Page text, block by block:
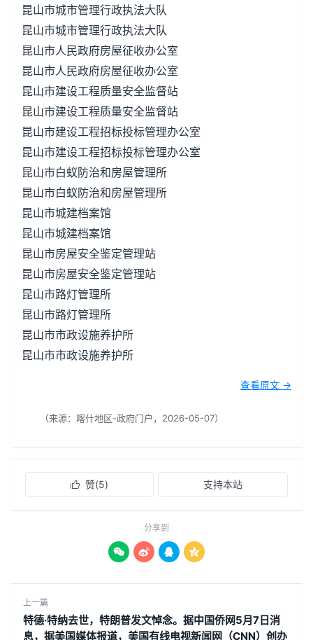
昆山市城市管理行政执法大队
昆山市城市管理行政执法大队
昆山市人民政府房屋征收办公室
昆山市人民政府房屋征收办公室
昆山市建设工程质量安全监督站
昆山市建设工程质量安全监督站
昆山市建设工程招标投标管理办公室
昆山市建设工程招标投标管理办公室
昆山市白蚁防治和房屋管理所
昆山市白蚁防治和房屋管理所
昆山市城建档案馆
昆山市城建档案馆
昆山市房屋安全鉴定管理站
昆山市房屋安全鉴定管理站
昆山市路灯管理所
昆山市路灯管理所
昆山市市政设施养护所
昆山市市政设施养护所
查看原文 →
（来源：喀什地区-政府门户，2026-05-07）
 赞(5) 支持本站
分享到
   
上一篇
特德·特纳去世，特朗普发文悼念。据中国侨网5月7日消
息，据美国媒体报道，美国有线电视新闻网（CNN）创办